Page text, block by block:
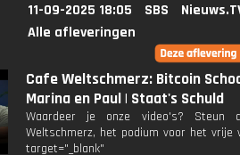
11-09-2025 18:05 SBS
Alle afleveringen
Cafe Weltschmerz: Bitcoin
Marina en Paul | Staat's Schuld
Waardeer je onze video's? Steun
Weltschmerz, het podium voor het vrije
target="_blank"